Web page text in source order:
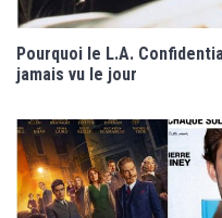
Pourquoi le L.A.
jamais vu le jour